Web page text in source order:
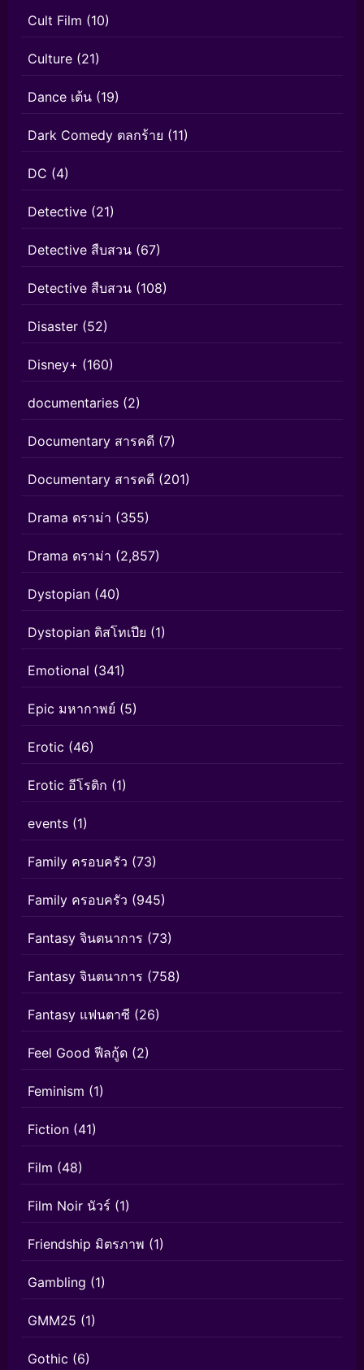
Cult Film (10)
Culture (21)
Dance เต้น (19)
Dark Comedy ตลกร้าย (11)
DC (4)
Detective (21)
Detective สืบสวน (67)
Detective สืบสวน (108)
Disaster (52)
Disney+ (160)
documentaries (2)
Documentary สารคดี (7)
Documentary สารคดี (201)
Drama ดราม่า (355)
Drama ดราม่า (2,857)
Dystopian (40)
Dystopian ดิสโทเปีย (1)
Emotional (341)
Epic มหากาพย์ (5)
Erotic (46)
Erotic อีโรติก (1)
events (1)
Family ครอบครัว (73)
Family ครอบครัว (945)
Fantasy จินตนาการ (73)
Fantasy จินตนาการ (758)
Fantasy แฟนตาซี (26)
Feel Good ฟีลกู้ด (2)
Feminism (1)
Fiction (41)
Film (48)
Film Noir นัวร์ (1)
Friendship มิตรภาพ (1)
Gambling (1)
GMM25 (1)
Gothic (6)